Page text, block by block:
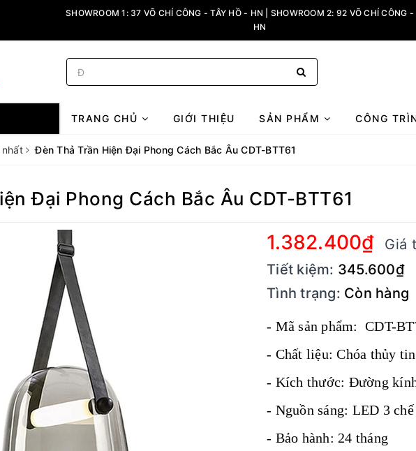
SHOWROOM 1: 37 VÕ CHÍ CÔNG - TÂY HỒ - HN | SHOWROOM 2: 92 VÕ CHÍ CÔNG -
HN
TRANG CHỦ GIỚI THIỆU SẢN PHẨM CÔNG
Đèn Thả Trần Hiện Đại Phong Cách Bắc Âu CDT-BTT61
Đại Phong Cách Bắc Âu CDT-BTT61
1.382.400₫ Giá
Tiết kiệm: 345.600₫
Tình trạng: Còn hàng
- Mã sản phẩm: CDT-
- Chất liệu:Chóa thủy
- Kích thước: Đường
- Nguồn sáng: LED 3
- Bảo hành: 24 tháng